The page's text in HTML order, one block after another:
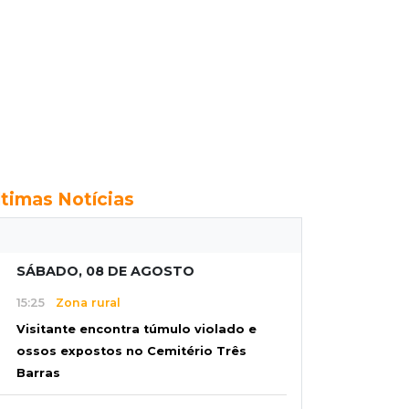
Notícias
SÁBADO, 08 DE AGOSTO
15:25 Zona rural
Visitante encontra túmulo violado e
ossos expostos no Cemitério Três
Barras